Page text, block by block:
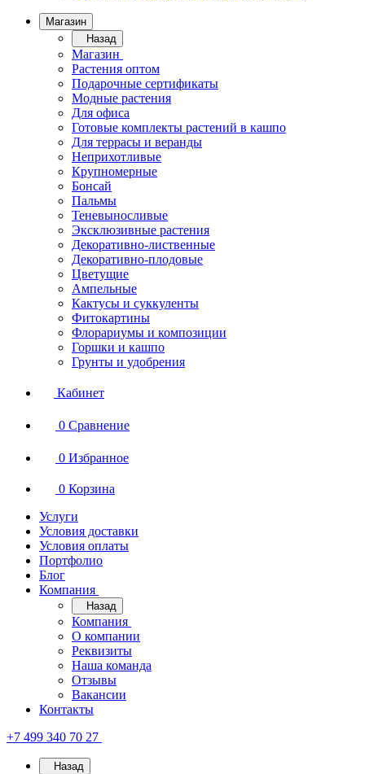
Магазин
Назад
Магазин
Растения оптом
Подарочные сертификаты
Модные растения
Для офиса
Готовые комплекты растений в кашпо
Для террасы и веранды
Неприхотливые
Крупномерные
Бонсай
Пальмы
Теневыносливые
Эксклюзивные растения
Декоративно-лиственные
Декоративно-плодовые
Цветущие
Ампельные
Кактусы и суккуленты
Фитокартины
Флорариумы и композиции
Горшки и кашпо
Грунты и удобрения
Кабинет
0 Сравнение
0 Избранное
0 Корзина
Услуги
Условия доставки
Условия оплаты
Портфолио
Блог
Компания
Назад
Компания
О компании
Реквизиты
Наша команда
Отзывы
Вакансии
Контакты
+7 499 340 70 27
Назад